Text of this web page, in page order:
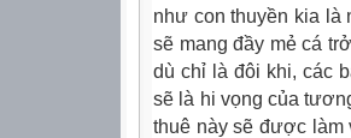
như con thuyền kia là
sẽ mang đầy mẻ cá
dù chỉ là đôi khi, các
sẽ là hi vọng của
thuê này sẽ được làm